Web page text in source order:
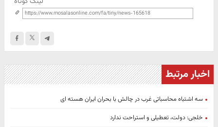
اخبار مرتبط
سه اشتباه محاسباتی غرب در چالش با بحران ایران هسته ای
خلجی: دولت، تعطیلی و استراحت ندارد